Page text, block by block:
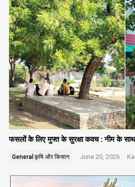
फसलों के लिए मुफ्त के सुरक्षा कवच : नीम के
General कृषि और किसान June 20, 2026